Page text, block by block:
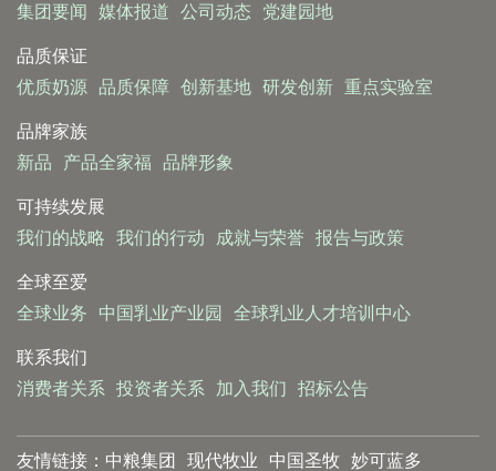
集团要闻
媒体报道 公司动态 党建园地
品质保证
优质奶源
品质保障 创新基地 研发创新 重点实验室
品牌家族
新品
产品全家福 品牌形象
可持续发展
我们的战略
我们的行动 成就与荣誉 报告与政策
全球至爱
全球业务
中国乳业产业园 全球乳业人才培训中心
联系我们
消费者关系
投资者关系 加入我们 招标公告
友情链接： 中粮集团 现代牧业 中国圣牧 妙可蓝多